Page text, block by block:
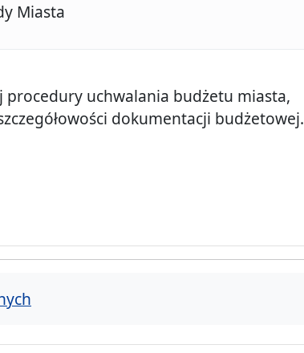
Miasta
uchwalania budżetu miasta,
dokumentacji budżetowej.